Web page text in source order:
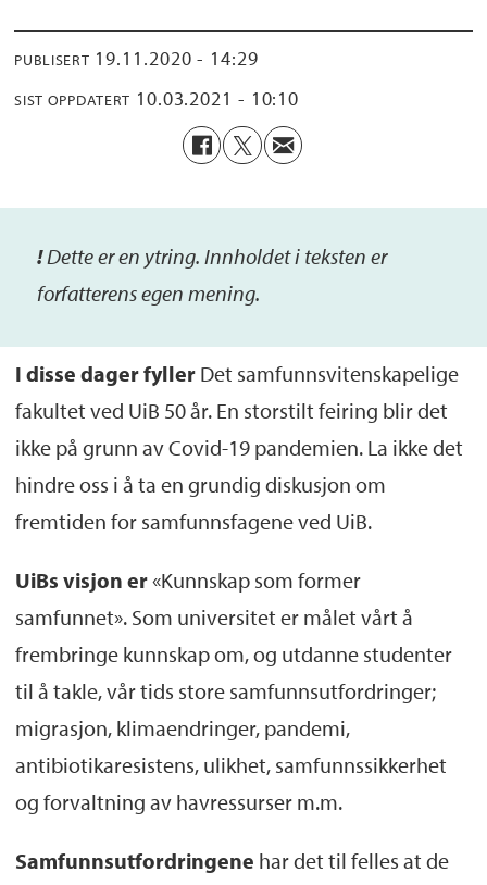
PUBLISERT 19.11.2020 - 14:29
SIST OPPDATERT 10.03.2021 - 10:10
!Detteeren ytring. Innholdet i teksten er
forfatterens egen mening.
I disse dagerfyller Det samfunnsvitenskapelige
fakultet ved UiB 50 år. En storstilt feiring blir det
ikke på grunn av Covid-19 pandemien. La ikke det
hindre oss i å ta en grundig diskusjon om
fremtiden for samfunnsfagene ved UiB.
UiBs visjon er«Kunnskap som former
samfunnet». Som universitet er målet vårt å
frembringe kunnskap om, og utdanne studenter
til å takle, vår tids store samfunnsutfordringer;
migrasjon, klimaendringer, pandemi,
antibiotikaresistens, ulikhet, samfunnssikkerhet
og forvaltning av havressurser m.m.
Samfunnsutfordringene har det til felles at de